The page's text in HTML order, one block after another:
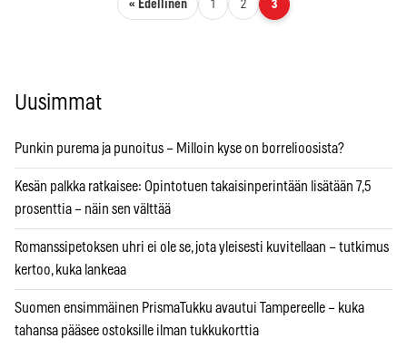
« Edellinen 1 2 3
Uusimmat
Punkin purema ja punoitus – Milloin kyse on borrelioosista?
Kesän palkka ratkaisee: Opintotuen takaisinperintään lisätään 7,5
prosenttia – näin sen välttää
Romanssipetoksen uhri ei ole se, jota yleisesti kuvitellaan – tutkimus
kertoo, kuka lankeaa
Suomen ensimmäinen PrismaTukku avautui Tampereelle – kuka
tahansa pääsee ostoksille ilman tukkukorttia